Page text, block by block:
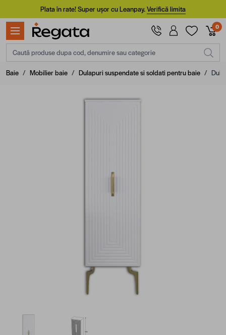
Mergi la ConținutPlata în rate! Super ușor cu Leanpay.Verifică limita
0
Caută produse dupa cod, denumire sau categorie
Baie / Mobilier baie / Dulapuri suspendate si soldati pentru baie /
View larger imageView larger image